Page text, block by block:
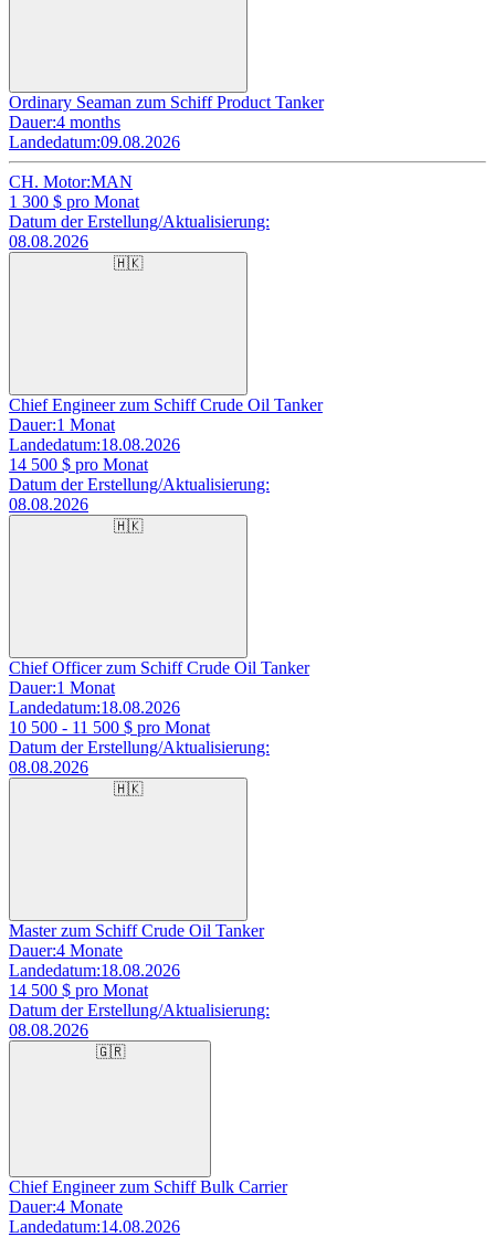
Ordinary Seaman zum Schiff Product Tanker
Dauer:4 months
Landedatum:09.08.2026
CH. Motor:MAN
1 300 $ pro Monat
Datum der Erstellung/Aktualisierung:
08.08.2026
🇭🇰
Chief Engineer zum Schiff Crude Oil Tanker
Dauer:1 Monat
Landedatum:18.08.2026
14 500 $ pro Monat
Datum der Erstellung/Aktualisierung:
08.08.2026
🇭🇰
Chief Officer zum Schiff Crude Oil Tanker
Dauer:1 Monat
Landedatum:18.08.2026
10 500 - 11 500 $ pro Monat
Datum der Erstellung/Aktualisierung:
08.08.2026
🇭🇰
Master zum Schiff Crude Oil Tanker
Dauer:4 Monate
Landedatum:18.08.2026
14 500 $ pro Monat
Datum der Erstellung/Aktualisierung:
08.08.2026
🇬🇷
Chief Engineer zum Schiff Bulk Carrier
Dauer:4 Monate
Landedatum:14.08.2026